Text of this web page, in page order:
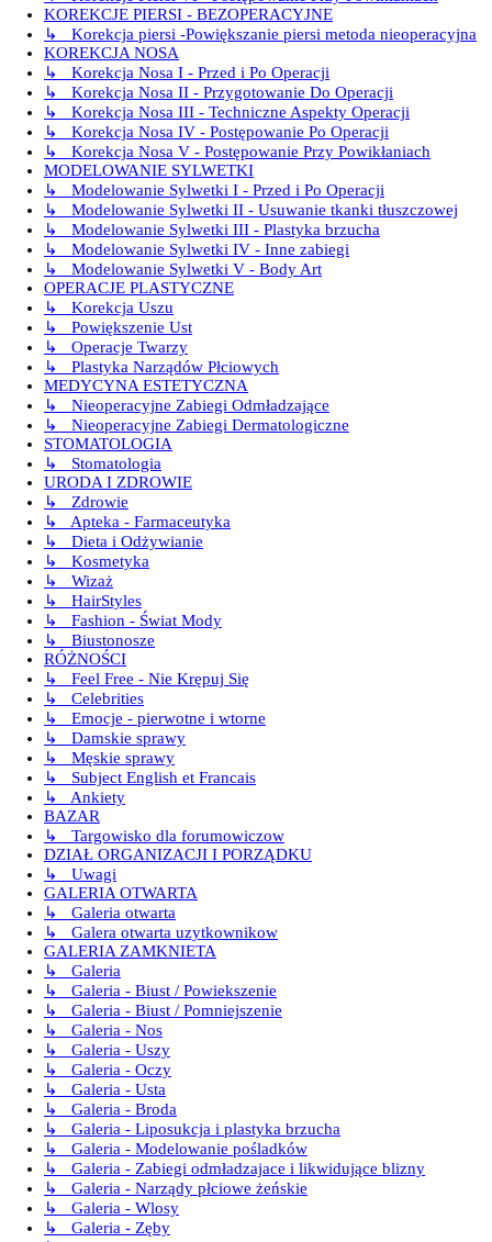
KOREKCJE PIERSI - BEZOPERACYJNE
↳ Korekcja piersi -Powiększanie piersi metoda nieoperacyjna
KOREKCJA NOSA
↳ Korekcja Nosa I - Przed i Po Operacji
↳ Korekcja Nosa II - Przygotowanie Do Operacji
↳ Korekcja Nosa III - Techniczne Aspekty Operacji
↳ Korekcja Nosa IV - Postępowanie Po Operacji
↳ Korekcja Nosa V - Postępowanie Przy Powikłaniach
MODELOWANIE SYLWETKI
↳ Modelowanie Sylwetki I - Przed i Po Operacji
↳ Modelowanie Sylwetki II - Usuwanie tkanki tłuszczowej
↳ Modelowanie Sylwetki III - Plastyka brzucha
↳ Modelowanie Sylwetki IV - Inne zabiegi
↳ Modelowanie Sylwetki V - Body Art
OPERACJE PLASTYCZNE
↳ Korekcja Uszu
↳ Powiększenie Ust
↳ Operacje Twarzy
↳ Plastyka Narządów Płciowych
MEDYCYNA ESTETYCZNA
↳ Nieoperacyjne Zabiegi Odmładzające
↳ Nieoperacyjne Zabiegi Dermatologiczne
STOMATOLOGIA
↳ Stomatologia
URODA I ZDROWIE
↳ Zdrowie
↳ Apteka - Farmaceutyka
↳ Dieta i Odżywianie
↳ Kosmetyka
↳ Wizaż
↳ HairStyles
↳ Fashion - Świat Mody
↳ Biustonosze
RÓŻNOŚCI
↳ Feel Free - Nie Krępuj Się
↳ Celebrities
↳ Emocje - pierwotne i wtorne
↳ Damskie sprawy
↳ Męskie sprawy
↳ Subject English et Francais
↳ Ankiety
BAZAR
↳ Targowisko dla forumowiczow
DZIAŁ ORGANIZACJI I PORZĄDKU
↳ Uwagi
GALERIA OTWARTA
↳ Galeria otwarta
↳ Galera otwarta uzytkownikow
GALERIA ZAMKNIETA
↳ Galeria
↳ Galeria - Biust / Powiekszenie
↳ Galeria - Biust / Pomniejszenie
↳ Galeria - Nos
↳ Galeria - Uszy
↳ Galeria - Oczy
↳ Galeria - Usta
↳ Galeria - Broda
↳ Galeria - Liposukcja i plastyka brzucha
↳ Galeria - Modelowanie pośladków
↳ Galeria - Zabiegi odmładzajace i likwidujące blizny
↳ Galeria - Narządy płciowe żeńskie
↳ Galeria - Wlosy
↳ Galeria - Zęby